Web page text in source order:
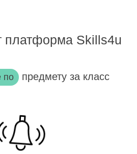
платформа Skills4u
по предмету за класс